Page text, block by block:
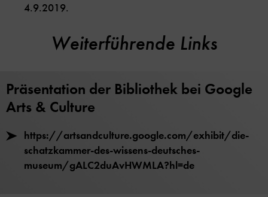
4.9.2019.
Weiterführende Links
Präsentation der Bibliothek bei Google
Arts & Culture
https://artsandculture.google.com/exhibit/die-
schatzkammer-des-wissens-deutsches-
museum/gALC2duAvHWMLA?hl=de